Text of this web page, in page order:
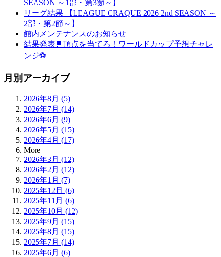
SEASON ～1部・第3節～】
リーグ結果 【LEAGUE CRAQUE 2026 2nd SEASON ～
2部・第2節～】
館内メンテナンスのお知らせ
結果発表🥅頂点を当てろ！ワールドカップ予想チャレ
ンジ⚽
月別アーカイブ
2026年8月 (5)
2026年7月 (14)
2026年6月 (9)
2026年5月 (15)
2026年4月 (17)
More
2026年3月 (12)
2026年2月 (12)
2026年1月 (7)
2025年12月 (6)
2025年11月 (6)
2025年10月 (12)
2025年9月 (15)
2025年8月 (15)
2025年7月 (14)
2025年6月 (6)